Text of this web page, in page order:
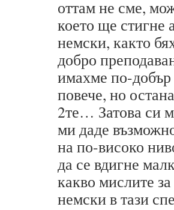
оттам не сме,
което ще стигне
немски, както
добро
имахме по-
повече, но
2те… Затова си
ми даде
на по-високо
да се вдигне
какво мислите
немски в тази